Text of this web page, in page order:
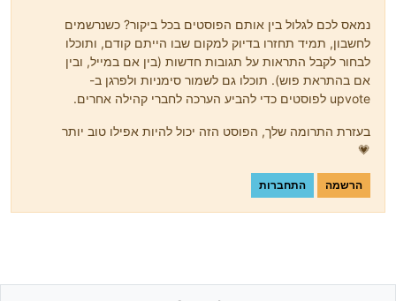
נמאס לכם לגלול בין אותם הפוסטים בכל ביקור? כשנרשמים
לחשבון, תמיד תחזרו בדיוק למקום שבו הייתם קודם, ותוכלו
לבחור לקבל התראות על תגובות חדשות (בין אם במייל, ובין
אם בהתראת פוש). תוכלו גם לשמור סימניות ולפרגן ב-
upvote לפוסטים כדי להביע הערכה לחברי קהילה אחרים.
בעזרת התרומה שלך, הפוסט הזה יכול להיות אפילו טוב יותר
💗
הרשמה התחברות